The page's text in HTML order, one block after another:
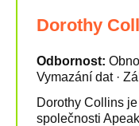
Dorothy
Odbornost:
Vymazání dat ·
Dorothy Collins
společnosti